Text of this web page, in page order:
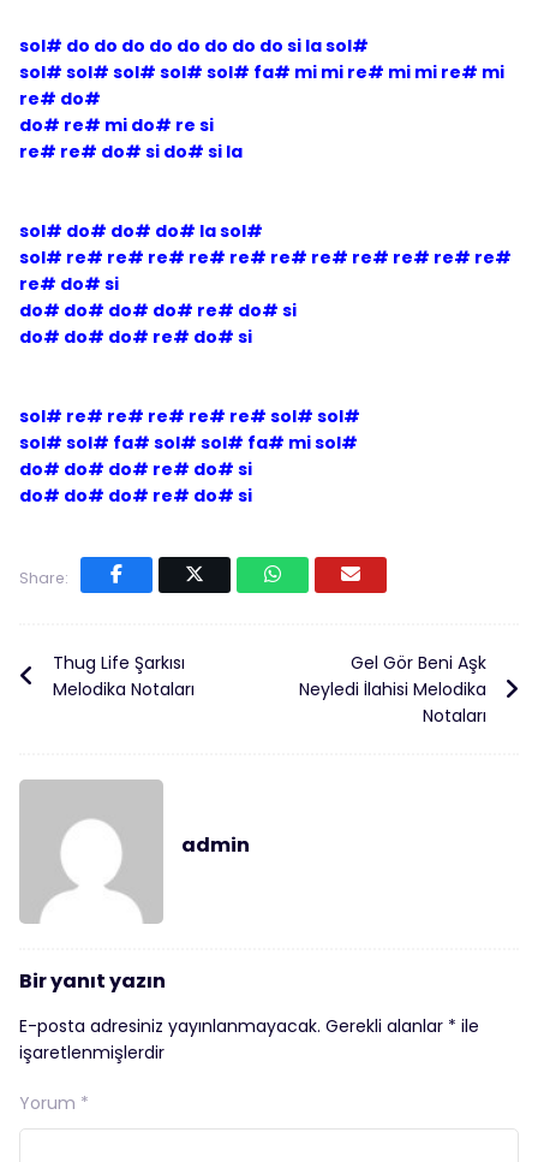
sol# do do do do do do do do si la sol#
sol# sol# sol# sol# sol# fa# mi mi re# mi mi re# mi
re# do#
do# re# mi do# re si
re# re# do# si do# si la
sol# do# do# do# la sol#
sol# re# re# re# re# re# re# re# re# re# re# re#
re# do# si
do# do# do# do# re# do# si
do# do# do# re# do# si
sol# re# re# re# re# re# sol# sol#
sol# sol# fa# sol# sol# fa# mi sol#
do# do# do# re# do# si
do# do# do# re# do# si
Share:
Thug Life Şarkısı
Melodika Notaları
Gel Gör Beni Aşk
Neyledi İlahisi Melodika
Notaları
admin
Bir yanıt yazın
E-posta adresiniz yayınlanmayacak. Gerekli alanlar * ile
işaretlenmişlerdir
Yorum *